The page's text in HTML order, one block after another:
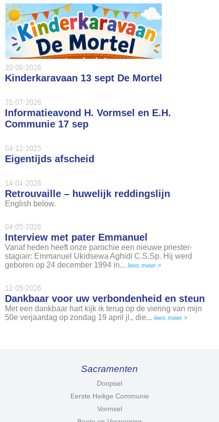
30-06-2026
Kinderkaravaan 13 sept De Mortel
31-07-2026
Informatieavond H. Vormsel en E.H.
Communie 17 sep
04-12-2025
Eigentijds afscheid
14-04-2026
Retrouvaille – huwelijk reddingslijn
English below.
04-05-2026
Interview met pater Emmanuel
Vanaf heden heeft onze parochie een nieuwe priester-
stagiair: Emmanuel Ukidsewa Aghidi C.S.Sp. Hij werd
geboren op 24 december 1994 in... lees meer >
11-05-2026
Dankbaar voor uw verbondenheid en steun
Met een dankbaar hart kijk ik terug op de viering van mijn
50e verjaardag op zondag 19 april jl., die... lees meer >
Sacramenten
Doopsel
Eerste Heilige Communie
Vormsel